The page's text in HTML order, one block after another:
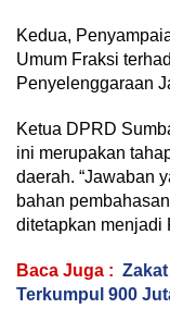
Kedua,
Umum Fraksi
Penyelenggaraan
Ketua DPRD
ini merupakan
daerah. “Jawaban
bahan
ditetapkan menjadi
Baca Juga :
Terkumpul 900